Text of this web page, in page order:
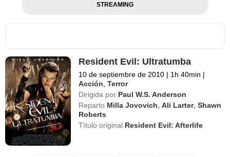
STREAMING
Resident Evil: Ultratumba
10 de septiembre de 2010 | 1h 40min |
Acción ,Terror
Dirigida por Paul W.S. Anderson
Reparto Milla Jovovich ,Ali Larter,Shawn
Roberts
Título original Resident Evil: Afterlife